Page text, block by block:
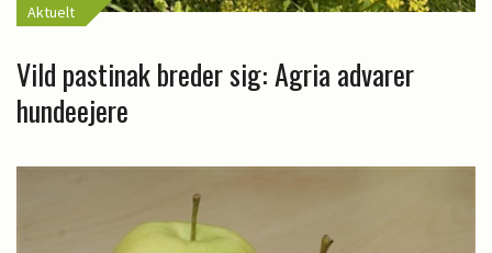
Aktuelt
Vild pastinak breder sig: Agria advarer
hundeejere